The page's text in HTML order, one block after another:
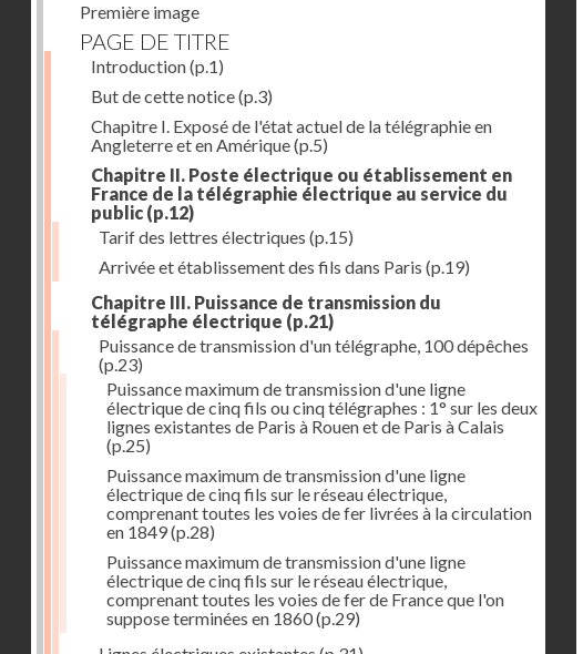
Première image
PAGE DE TITRE
Introduction(p.1)
But de cette notice(p.3)
Chapitre I. Exposé de l'état actuel de la télégraphie en
Angleterre et en Amérique(p.5)
Chapitre II. Poste électrique ou établissement en
France de la télégraphie électrique au service du
public (p.12)
Tarif des lettres électriques (p.15)
Arrivée et établissement des fils dans Paris (p.19)
Chapitre III. Puissance de transmission du
télégraphe électrique (p.21)
Puissance de transmission d'un télégraphe, 100 dépêches
(p.23)
Puissance maximum de transmission d'une ligne
électrique de cinq fils ou cinq télégraphes : 1° sur les deux
lignes existantes de Paris à Rouen et de Paris à Calais
(p.25)
Puissance maximum de transmission d'une ligne
électrique de cinq fils sur le réseau électrique,
comprenant toutes les voies de fer livrées à la circulation
en 1849(p.28)
Puissance maximum de transmission d'une ligne
électrique de cinq fils sur le réseau électrique,
comprenant toutes les voies de fer de France que l'on
suppose terminées en 1860(p.29)